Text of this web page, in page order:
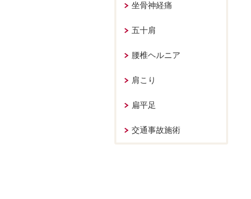
坐骨神経痛
五十肩
腰椎ヘルニア
肩こり
扁平足
交通事故施術